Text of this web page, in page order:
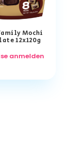
Mochi
12x120g
anmelden